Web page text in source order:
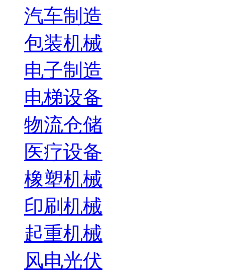
汽车制造
包装机械
电子制造
电梯设备
物流仓储
医疗设备
橡塑机械
印刷机械
起重机械
风电光伏